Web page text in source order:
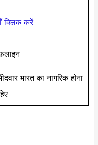
क्लिक करें
भारत का नागरिक होना